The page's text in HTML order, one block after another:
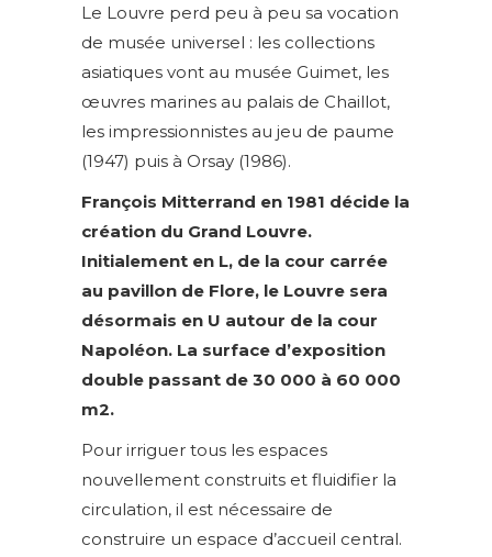
Le Louvre perd peu à peu sa vocation
de musée universel : les collections
asiatiques vont au musée Guimet, les
œuvres marines au palais de Chaillot,
les impressionnistes au jeu de paume
(1947) puis à Orsay (1986).
François Mitterrand en 1981 décide la
création du Grand Louvre.
Initialement en L, de la cour carrée
au pavillon de Flore, le Louvre sera
désormais en U autour de la cour
Napoléon. La surface d’exposition
double passant de 30 000 à 60 000
m2.
Pour irriguer tous les espaces
nouvellement construits et fluidifier la
circulation, il est nécessaire de
construire un espace d’accueil central.